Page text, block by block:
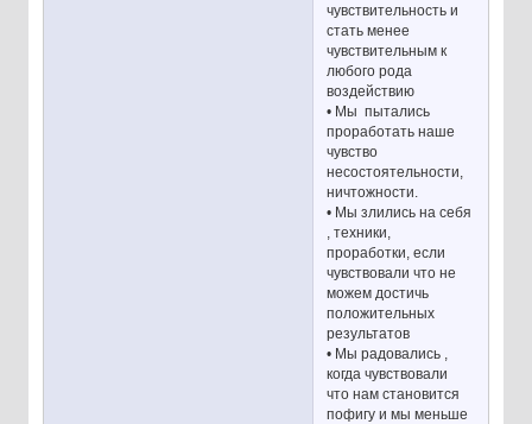
чувствительность и
стать менее
чувствительным к
любого рода
воздействию
• Мы пытались
проработать наше
чувство
несостоятельности,
ничтожности.
• Мы злились на себя
, техники,
проработки, если
чувствовали что не
можем достичь
положительных
результатов
• Мы радовались ,
когда чувствовали
что нам становится
пофигу и мы меньше